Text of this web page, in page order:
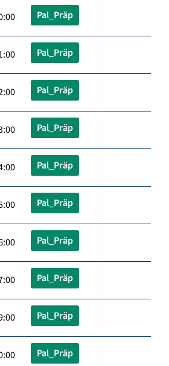
Pal_Präp
Pal_Präp
Pal_Präp
Pal_Präp
Pal_Präp
Pal_Präp
Pal_Präp
Pal_Präp
Pal_Präp
Pal_Präp